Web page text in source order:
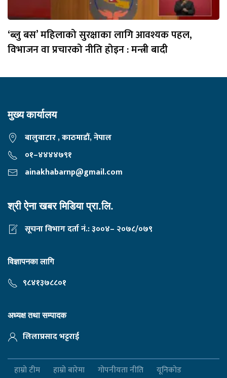
‘ब्लु बस’ महिलाको सुरक्षाका लागि आवश्यक पहल,
विभाजन वा प्रचारको नीति होइन : मन्त्री बादी
मुख्य कार्यालय
बालुवाटार , काठमाडौं, नेपाल
०१–४४४४७९१
ainakhabarnp@gmail.com
श्री ऐना खबर मिडिया प्रा.लि.
सूचना विभाग दर्ता नं.: ३००४– २०७८/०७९
विज्ञापनका लागि
९८४१३७८८०१
अध्यक्ष तथा सम्पादक
लिलाप्रसाद भट्टराई
हाम्रो टीम हाम्रो बारेमा गोपनीयता नीति यूनिकोड